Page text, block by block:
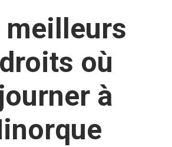
meilleurs
où
à